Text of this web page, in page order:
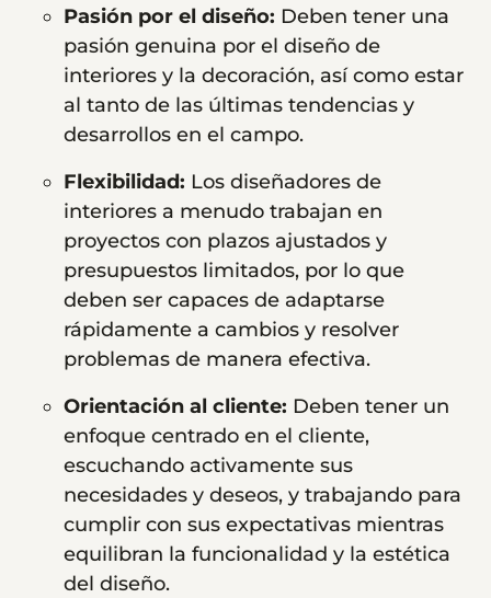
Pasión por el diseño: Deben tener una
pasión genuina por el diseño de
interiores y la decoración, así como estar
al tanto de las últimas tendencias y
desarrollos en el campo.
Flexibilidad: Los diseñadores de
interiores a menudo trabajan en
proyectos con plazos ajustados y
presupuestos limitados, por lo que
deben ser capaces de adaptarse
rápidamente a cambios y resolver
problemas de manera efectiva.
Orientación al cliente: Deben tener un
enfoque centrado en el cliente,
escuchando activamente sus
necesidades y deseos, y trabajando para
cumplir con sus expectativas mientras
equilibran la funcionalidad y la estética
del diseño.